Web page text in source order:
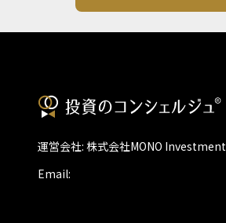
運営会社: 株式会社MONO Investment
Email: